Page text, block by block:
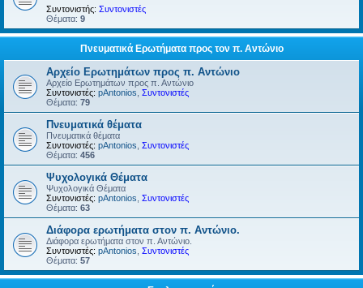
Συντονιστής: Συντονιστές
Θέματα: 9
Πνευματικά Ερωτήματα προς τον π. Αντώνιο
Αρχείο Ερωτημάτων προς π. Αντώνιο
Αρχείο Ερωτημάτων προς π. Αντώνιο
Συντονιστές: pAntonios Συντονιστές
Θέματα: 79
Πνευματικά θέματα
Πνευματικά θέματα
Συντονιστές: pAntonios Συντονιστές
Θέματα: 456
Ψυχολογικά Θέματα
Ψυχολογικά Θέματα
Συντονιστές: pAntonios Συντονιστές
Θέματα: 63
Διάφορα ερωτήματα στον π. Αντώνιο.
Διάφορα ερωτήματα στον π. Αντώνιο.
Συντονιστές: pAntonios Συντονιστές
Θέματα: 57